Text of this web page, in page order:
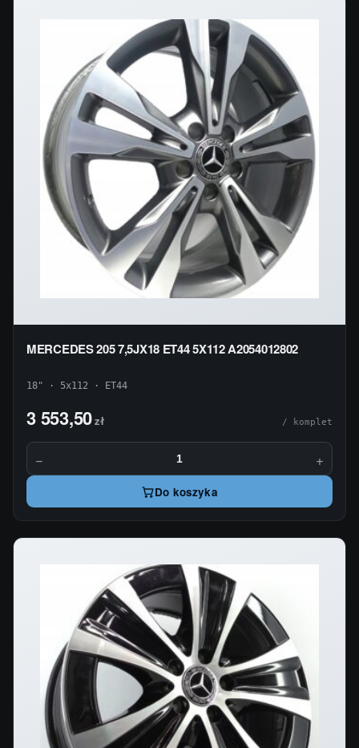
MERCEDES 205 7,5JX18 ET44 5X112 A2054012802
18" · 5x112 · ET44
3 553,50zł / komplet
− +
Do koszyka